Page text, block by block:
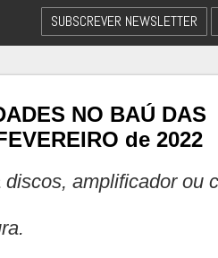
SUBSCREVER NEWSLETTER
NO BAÚ DAS
de 2022
amplificador ou